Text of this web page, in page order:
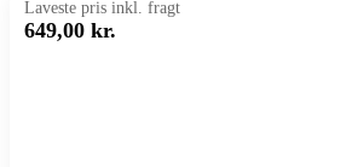
Laveste pris inkl. fragt
649,00 kr.